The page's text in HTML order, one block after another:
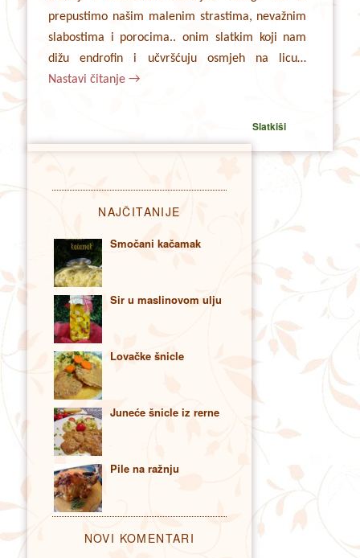
prepustimo našim malenim strastima, nevažnim
slabostima i porocima.. onim slatkim koji nam
dižu endrofin i učvršćuju osmjeh na licu…
Nastavi čitanje→
Slatkiši
NAJČITANIJE
Smočani kačamak
Sir u maslinovom ulju
Lovačke šnicle
Juneće šnicle iz rerne
Pile na ražnju
NOVI KOMENTARI